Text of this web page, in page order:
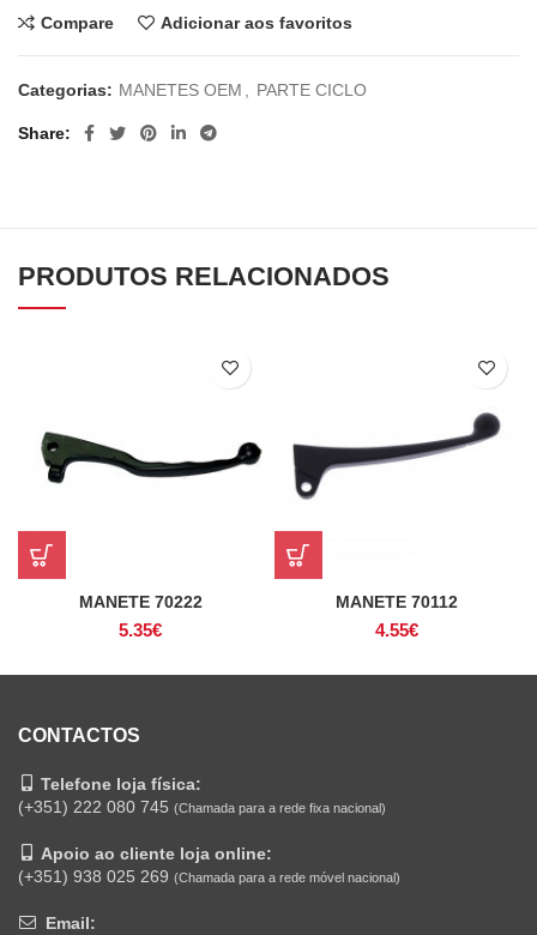
Compare Adicionar aos favoritos
Categorias: MANETES OEM PARTE CICLO
Share
PRODUTOS RELACIONADOS
MANETE 70222
5.35€
MANETE 70112
4.55€
CONTACTOS
Telefone loja física:
(+351) 222 080 745 (Chamada para a rede fixa nacional)
Apoio ao cliente loja online:
(+351) 938 025 269 (Chamada para a rede móvel nacional)
Email: